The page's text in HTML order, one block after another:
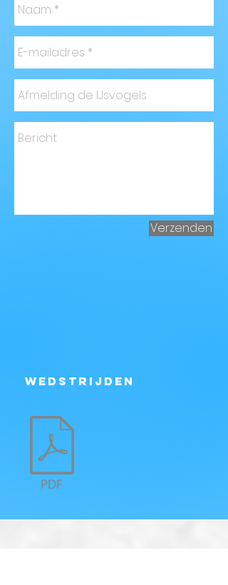
Verzenden
Wedstrijden